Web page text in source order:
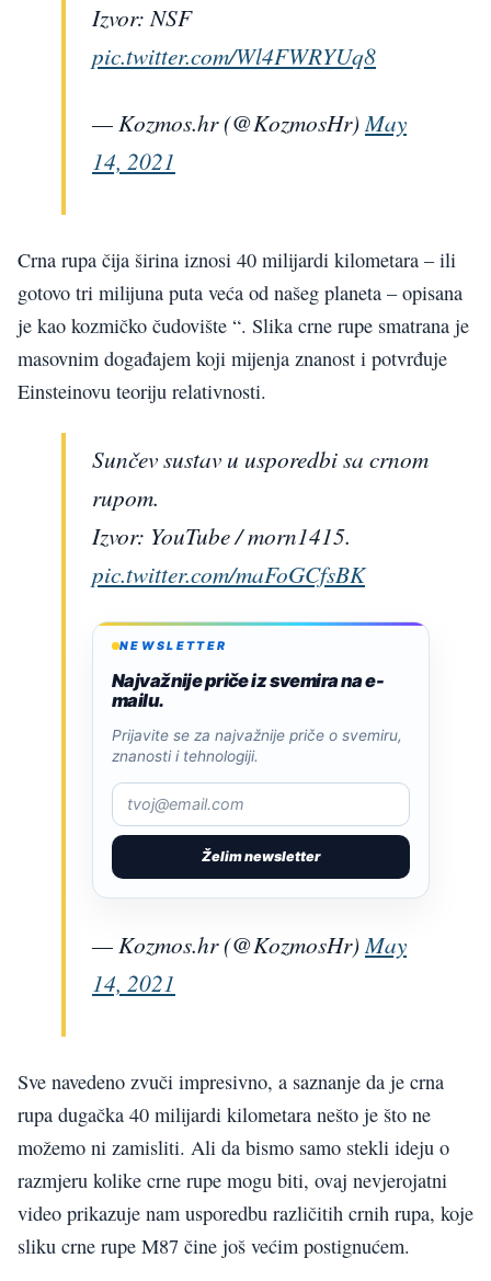
Izvor: NSF
pic.twitter.com/Wl4FWRYUq8
— Kozmos.hr (@KozmosHr)May
14, 2021
Crna rupa čija širina iznosi 40 milijardi kilometara – ili
gotovo tri milijuna puta veća od našeg planeta – opisana
je kao kozmičko čudovište “. Slika crne rupe smatrana je
masovnim događajem koji mijenja znanost i potvrđuje
Einsteinovu teoriju relativnosti.
Sunčev sustav u usporedbi sa crnom
rupom.
Izvor: YouTube / morn1415.
pic.twitter.com/maFoGCfsBK
NEWSLETTER
Najvažnije priče iz svemira na e-
mailu.
Želim newsletter
Prijavite se za najvažnije priče o svemiru,
znanosti i tehnologiji.
— Kozmos.hr (@KozmosHr) May
14, 2021
Sve navedeno zvuči impresivno, a saznanje da je crna
rupa dugačka 40 milijardi kilometara nešto je što ne
možemo ni zamisliti. Ali da bismo samo stekli ideju o
razmjeru kolike crne rupe mogu biti, ovaj nevjerojatni
video prikazuje nam usporedbu različitih crnih rupa, koje
sliku crne rupe M87 čine još većim postignućem.